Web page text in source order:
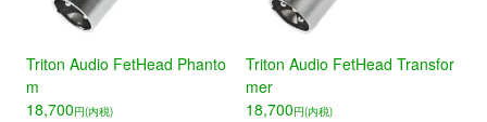
Triton Audio FetHead Phanto
m
18,700円(内税)
Triton Audio FetHead Transfor
mer
18,700円(内税)